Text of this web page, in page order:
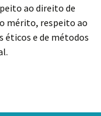
ao direito de
mérito, respeito ao
éticos e de métodos